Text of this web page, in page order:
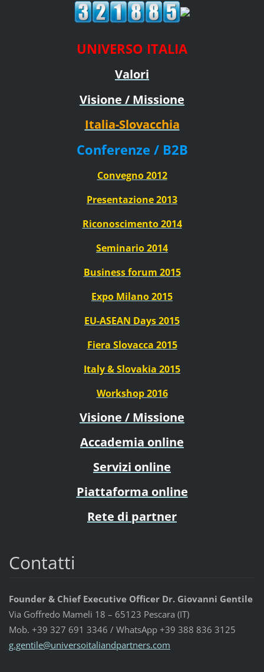
UNIVERSO ITALIA
Valori
Visione / Missione
Italia-Slovacchia
Conferenze / B2B
Convegno 2012
Presentazione 2013
Riconoscimento 2014
Seminario 2014
Business forum 2015
Expo Milano 2015
EU-ASEAN Days 2015
Fiera Slovacca 2015
Italy & Slovakia 2015
Workshop 2016
Visione / Missione
Accademia online
Servizi online
Piattaforma online
Rete di partner
Contatti
Founder & Chief Executive Officer Dr. Giovanni Gentile
Via Goffredo Mameli 18 – 65123 Pescara (IT)
Mob. +39 327 691 3346 / WhatsApp +39 388 836 3125
g.gentile@universoitaliandpartners.com